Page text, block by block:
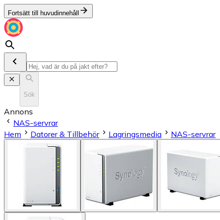
Fortsätt till huvudinnehåll
Sök
Annons
NAS-servrar
Hem
Datorer & Tillbehör Lagringsmedia NAS-servrar